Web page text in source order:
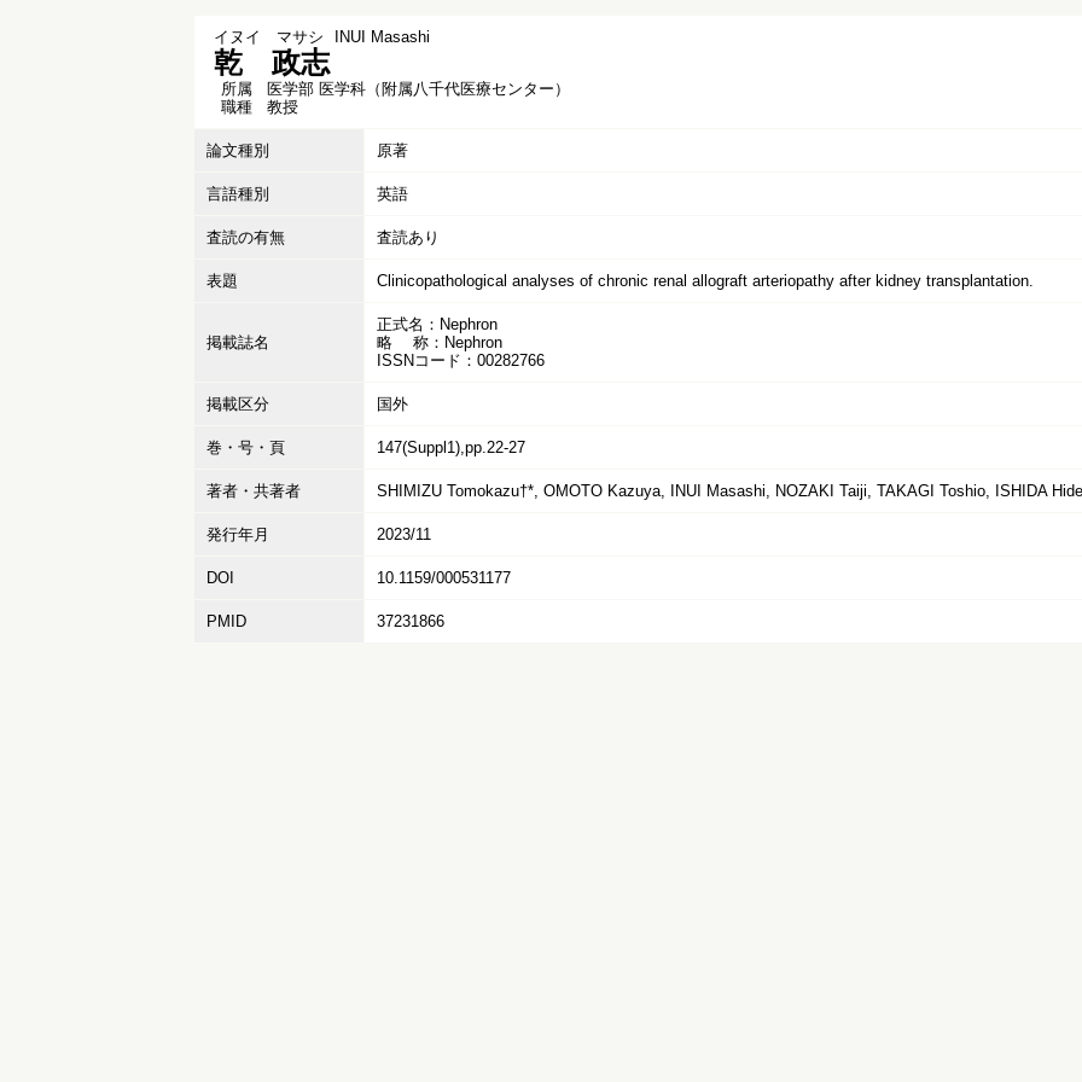
イヌイ マサシ INUI Masashi
乾 政志
所属
医学部 医学科（附属八千代医療センター）
職種
教授
論文種別 原著
言語種別 英語
査読の有無 査読あり
表題 Clinicopathological analyses of chronic renal allograft arteriopathy after kidney transplantation.
掲載誌名
正式名：Nephron
略 称：Nephron
ISSNコード：00282766
掲載区分 国外
巻・号・頁 147(Suppl1),pp.22-27
著者・共著者 SHIMIZU Tomokazu†*, OMOTO Kazuya, INUI Masashi, NOZAKI Taiji, TAKAGI Toshio, ISHIDA
発行年月 2023/11
DOI 10.1159/000531177
PMID 37231866